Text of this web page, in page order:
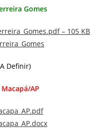
Gomes
– 105 KB
Definir)
Macapá/AP